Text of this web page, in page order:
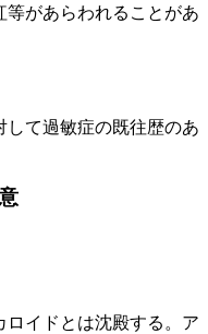
があらわれることがあ
て過敏症の既往歴のあ
イドとは沈殿する。ア